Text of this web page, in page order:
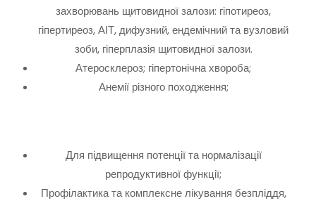
захворювань щитовидної залози: гіпотиреоз,
гіпертиреоз, АІТ, дифузний, ендемічний та вузловий
зоби, гіперплазія щитовидної залози.
Атеросклероз; гіпертонічна хвороба;
Анемії різного походження;
Для підвищення потенції та нормалізації
репродуктивної функції;
Профілактика та комплексне лікування безпліддя,